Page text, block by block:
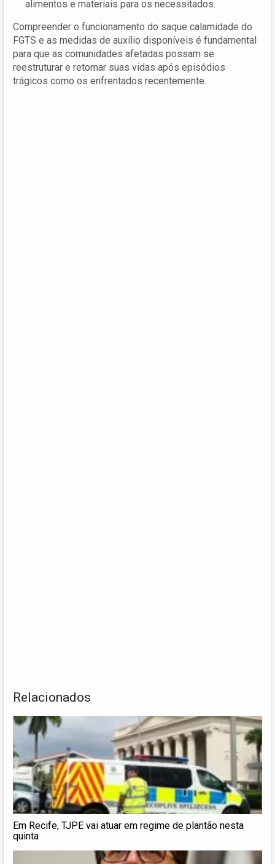
alimentos e materiais para os necessitados.
Compreender o funcionamento do saque calamidade do
FGTS e as medidas de auxílio disponíveis é fundamental
para que as comunidades afetadas possam se
reestruturar e retomar suas vidas após episódios
trágicos como os enfrentados recentemente.
Relacionados
Em Recife, TJPE vai atuar em regime de plantão nesta
quinta